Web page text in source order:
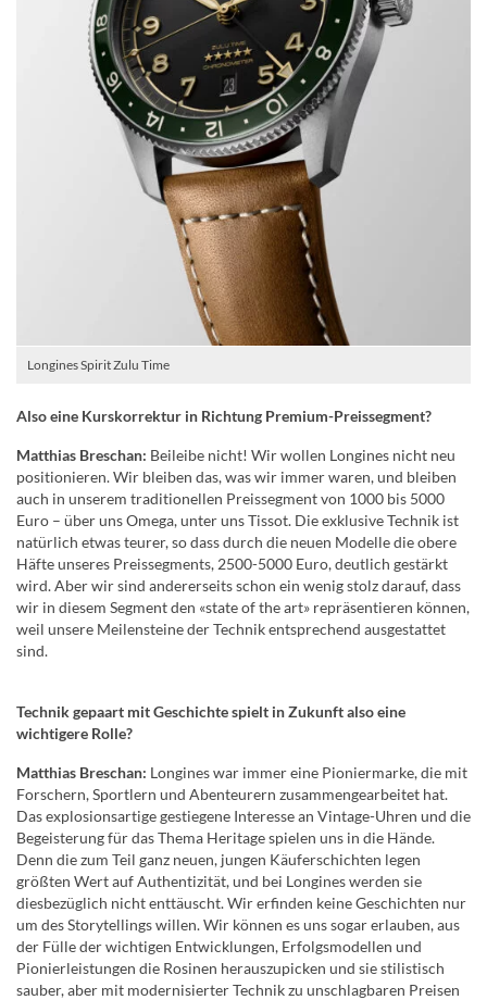
Longines Spirit Zulu Time
Also eine Kurskorrektur in Richtung Premium-Preissegment?
Matthias Breschan: Beileibe nicht! Wir wollen Longines nicht neu
positionieren. Wir bleiben das, was wir immer waren, und bleiben
auch in unserem traditionellen Preissegment von 1000 bis 5000
Euro – über uns Omega, unter uns Tissot. Die exklusive Technik ist
natürlich etwas teurer, so dass durch die neuen Modelle die obere
Häfte unseres Preissegments, 2500-5000 Euro, deutlich gestärkt
wird. Aber wir sind andererseits schon ein wenig stolz darauf, dass
wir in diesem Segment den «state of the art» repräsentieren können,
weil unsere Meilensteine der Technik entsprechend ausgestattet
sind.
Technik gepaart mit Geschichte spielt in Zukunft also eine
wichtigere Rolle?
Matthias Breschan: Longines war immer eine Pioniermarke, die mit
Forschern, Sportlern und Abenteurern zusammengearbeitet hat.
Das explosionsartige gestiegene Interesse an Vintage-Uhren und die
Begeisterung für das Thema Heritage spielen uns in die Hände.
Denn die zum Teil ganz neuen, jungen Käuferschichten legen
größten Wert auf Authentizität, und bei Longines werden sie
diesbezüglich nicht enttäuscht. Wir erfinden keine Geschichten nur
um des Storytellings willen. Wir können es uns sogar erlauben, aus
der Fülle der wichtigen Entwicklungen, Erfolgsmodellen und
Pionierleistungen die Rosinen herauszupicken und sie stilistisch
sauber, aber mit modernisierter Technik zu unschlagbaren Preisen